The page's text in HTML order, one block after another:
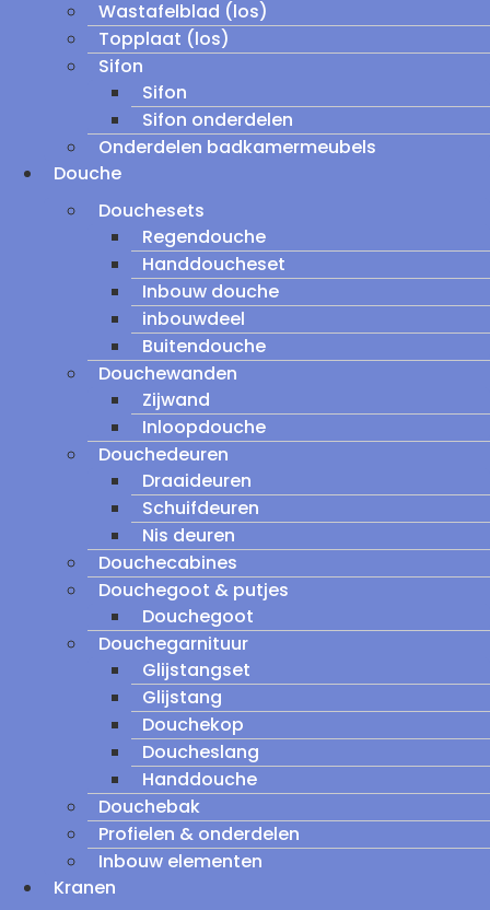
Wastafelblad (los)
Topplaat (los)
Sifon
Sifon
Sifon onderdelen
Onderdelen badkamermeubels
Douche
Douchesets
Regendouche
Handdoucheset
Inbouw douche
inbouwdeel
Buitendouche
Douchewanden
Zijwand
Inloopdouche
Douchedeuren
Draaideuren
Schuifdeuren
Nis deuren
Douchecabines
Douchegoot & putjes
Douchegoot
Douchegarnituur
Glijstangset
Glijstang
Douchekop
Doucheslang
Handdouche
Douchebak
Profielen & onderdelen
Inbouw elementen
Kranen